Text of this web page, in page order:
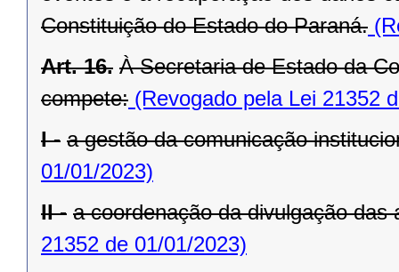
Constituição do Estado do Paraná.
Art. 16. À Secretaria de Estado da
compete: (Revogado pela Lei 21352
I - a gestão da comunicação
01/01/2023)
II - a coordenação da divulgação das
21352 de 01/01/2023)